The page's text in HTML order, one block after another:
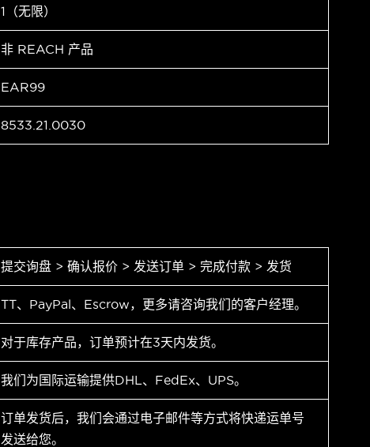
1（无限）
非 REACH 产品
EAR99
8533.21.0030
提交询盘 > 确认报价 > 发送订单 > 完成付款 > 发货
TT、PayPal、Escrow，更多请咨询我们的客户经理。
对于库存产品，订单预计在3天内发货。
我们为国际运输提供DHL、FedEx、UPS。
订单发货后，我们会通过电子邮件等方式将快递运单号
发送给您。